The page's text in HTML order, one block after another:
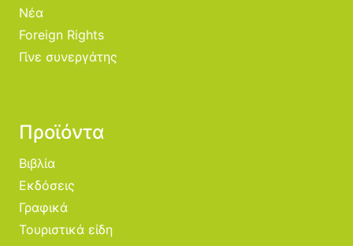
Νέα
Foreign Rights
Γίνε συνεργάτης
Προϊόντα
Βιβλία
Εκδόσεις
Γραφικά
Τουριστικά είδη